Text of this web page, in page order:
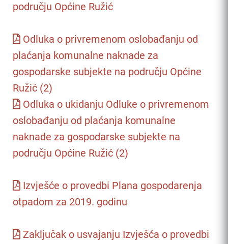
području Općine Ružić
Odluka o privremenom oslobađanju od
plaćanja komunalne naknade za
gospodarske subjekte na području Općine
Ružić (2)
Odluka o ukidanju Odluke o privremenom
oslobađanju od plaćanja komunalne
naknade za gospodarske subjekte na
području Općine Ružić (2)
Izvješće o provedbi Plana gospodarenja
otpadom za 2019. godinu
Zaključak o usvajanju Izvješća o provedbi